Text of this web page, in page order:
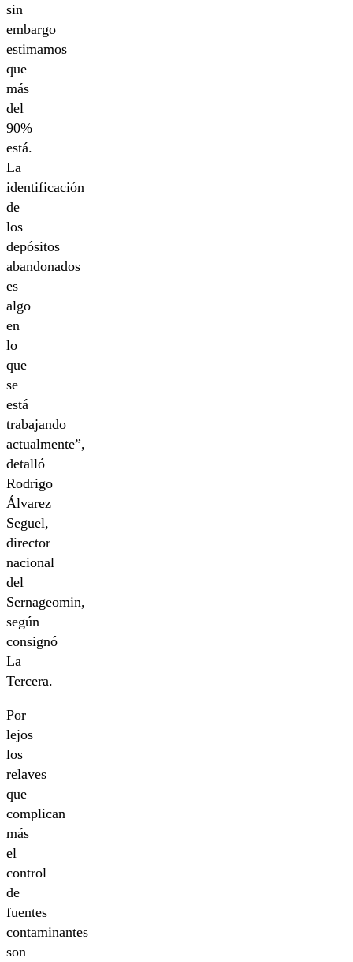
sin
embargo
estimamos
que
más
del
90%
está.
La
identificación
de
los
depósitos
abandonados
es
algo
en
lo
que
se
está
trabajando
actualmente”,
detalló
Rodrigo
Álvarez
Seguel,
director
nacional
del
Sernageomin,
según
consignó
La
Tercera.
Por
lejos
los
relaves
que
complican
más
el
control
de
fuentes
contaminantes
son